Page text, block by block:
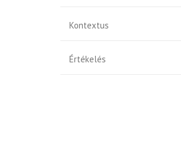
Kontextus
Értékelés